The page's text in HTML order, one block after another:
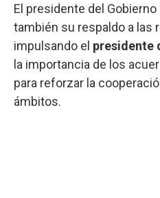
El presidente del
también su respaldo a las
impulsando el presidente
la importancia de los
para reforzar la
ámbitos.